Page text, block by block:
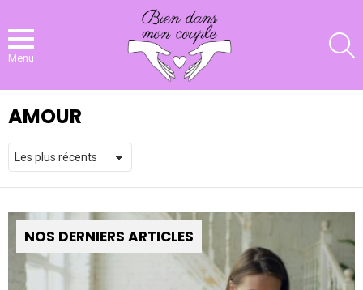
Menu
AMOUR
NOS DERNIERS ARTICLES